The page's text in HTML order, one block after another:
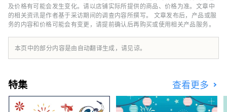
室内浴池的露天浴池，让您仿佛在泡温泉一样。
作为重视日本文化的博物馆，我们还展示了日本
庭园、正宗的能舞台、茶室等著名艺术家的艺术
作品。 我们还设有游泳池、健身房、美容院和
酒吧。 晚餐有日式怀石料理、法式、中式三种
式旅馆【水明馆】的热情款待中度过一段幸福的
时光。
及价格有可能会发生变化。请以店铺实际所提供的商品、价格为准。文章中
的相关资讯是作者基于采访期间的调查内容所撰写。 文章发布后，产品或服
务的内容和价格可能会有变更，请提前确认后再购买或使用相关产品服务。
本页中的部分内容是由自动翻译生成，请见谅。
特集 查看更多